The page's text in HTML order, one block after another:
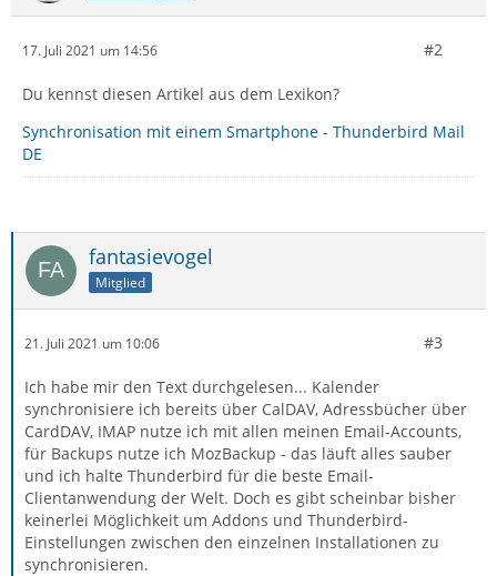
17. Juli 2021 um 14:56 #2
Du kennst diesen Artikel aus dem Lexikon?
Synchronisation mit einem Smartphone - Thunderbird Mail
DE
fantasievogel
Mitglied
21. Juli 2021 um 10:06 #3
Ich habe mir den Text durchgelesen... Kalender
synchronisiere ich bereits über CalDAV, Adressbücher über
CardDAV, IMAP nutze ich mit allen meinen Email-Accounts,
für Backups nutze ich MozBackup - das läuft alles sauber
und ich halte Thunderbird für die beste Email-
Clientanwendung der Welt. Doch es gibt scheinbar bisher
keinerlei Möglichkeit um Addons und Thunderbird-
Einstellungen zwischen den einzelnen Installationen zu
synchronisieren.